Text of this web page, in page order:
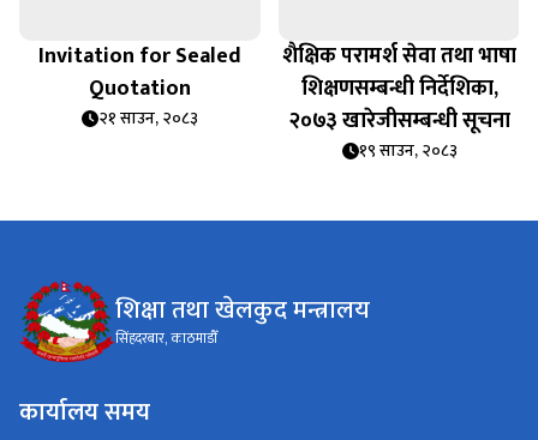
Invitation for Sealed
Quotation
२१ साउन, २०८३
शैक्षिक परामर्श सेवा तथा भाषा
शिक्षणसम्बन्धी निर्देशिका,
२०७३ खारेजीसम्बन्धी सूचना
१९ साउन, २०८३
शिक्षा तथा खेलकुद मन्त्रालय
सिंहदरबार, काठमाडौँ
कार्यालय समय